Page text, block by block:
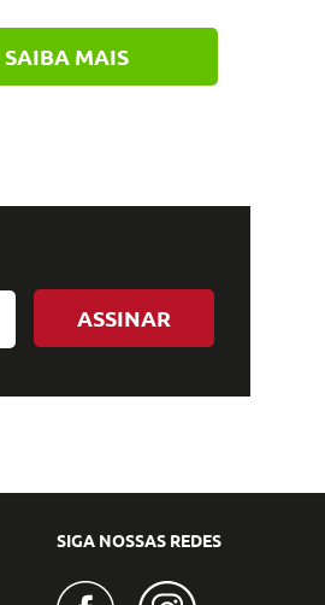
SAIBA MAIS
ASSINAR
SIGA NOSSAS REDES